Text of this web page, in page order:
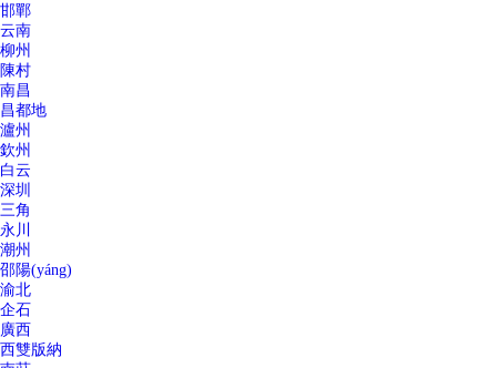
邯鄲
云南
柳州
陳村
南昌
昌都地
瀘州
欽州
白云
深圳
三角
永川
潮州
邵陽(yáng)
渝北
企石
廣西
西雙版納